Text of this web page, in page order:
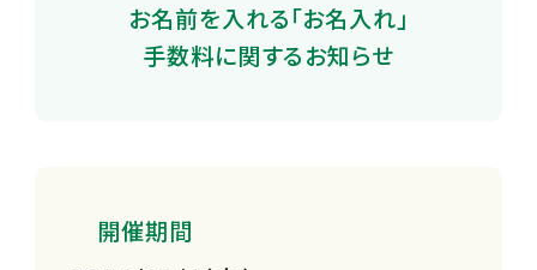
お名前を入れる「お名入れ」
手数料に関するお知らせ
開催期間